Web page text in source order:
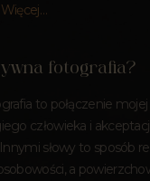
Więcej…
fotografia?
to połączenie
człowieka i
słowy to sposób
a